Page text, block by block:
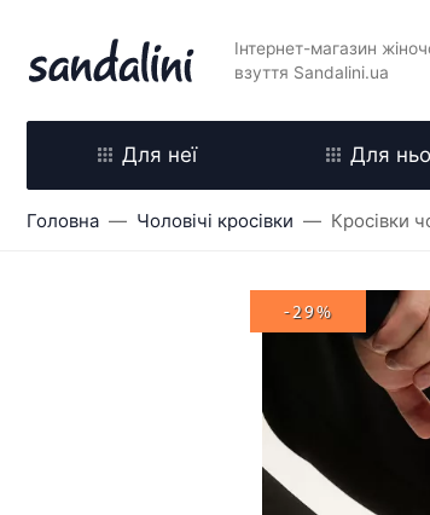
Інтернет-магазин
взуття Sandalini.ua
Для неї Для
Головна Чоловічі кросівки Кросівки
-29%